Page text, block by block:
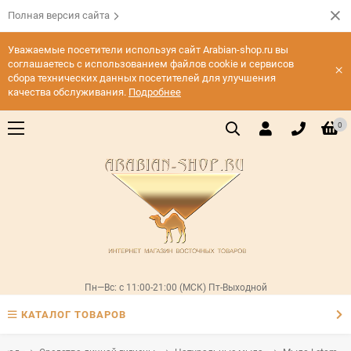
Полная версия сайта
Уважаемые посетители используя сайт Arabian-shop.ru вы
соглашаетесь с использованием файлов cookie и сервисов
сбора технических данных посетителей для улучшения
качества обслуживания. Подробнее
×
0
Пн—Вс: с 11:00-21:00 (МСК) Пт-Выходной
КАТАЛОГ ТОВАРОВ